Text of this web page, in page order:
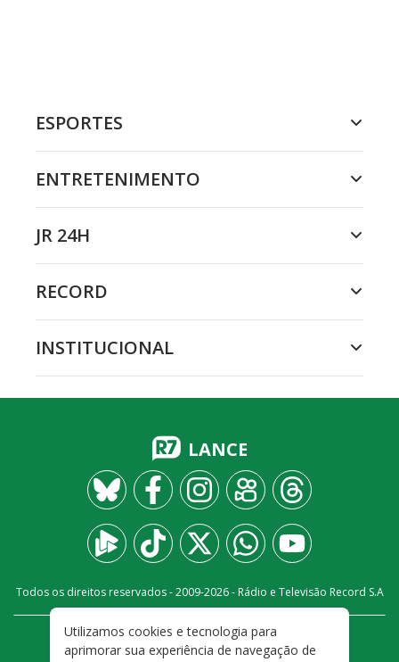
ESPORTES
ENTRETENIMENTO
JR 24H
RECORD
INSTITUCIONAL
LANCE
Todos os direitos reservados - 2009-2026- Rádio e Televisão Record S.A
FALE CONOSCO
PRIVACIDADE
Utilizamos cookies e tecnologia para
aprimorar sua experiência de navegação de